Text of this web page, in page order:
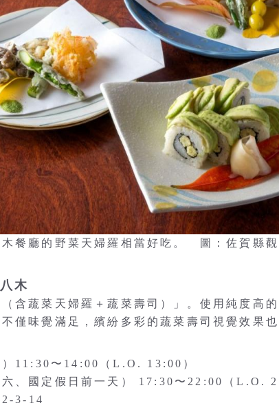
餐廳的野菜天婦羅相當好吃。 圖：佐賀縣觀
木
含蔬菜天婦羅＋蔬菜壽司）」。使用純度高
僅味覺滿足，繽紛多彩的蔬菜壽司視覺效果也
）11:30〜14:00（L.O. 13:00）
六、國定假日前一天） 17:30〜22:00（L.O.
2-3-14